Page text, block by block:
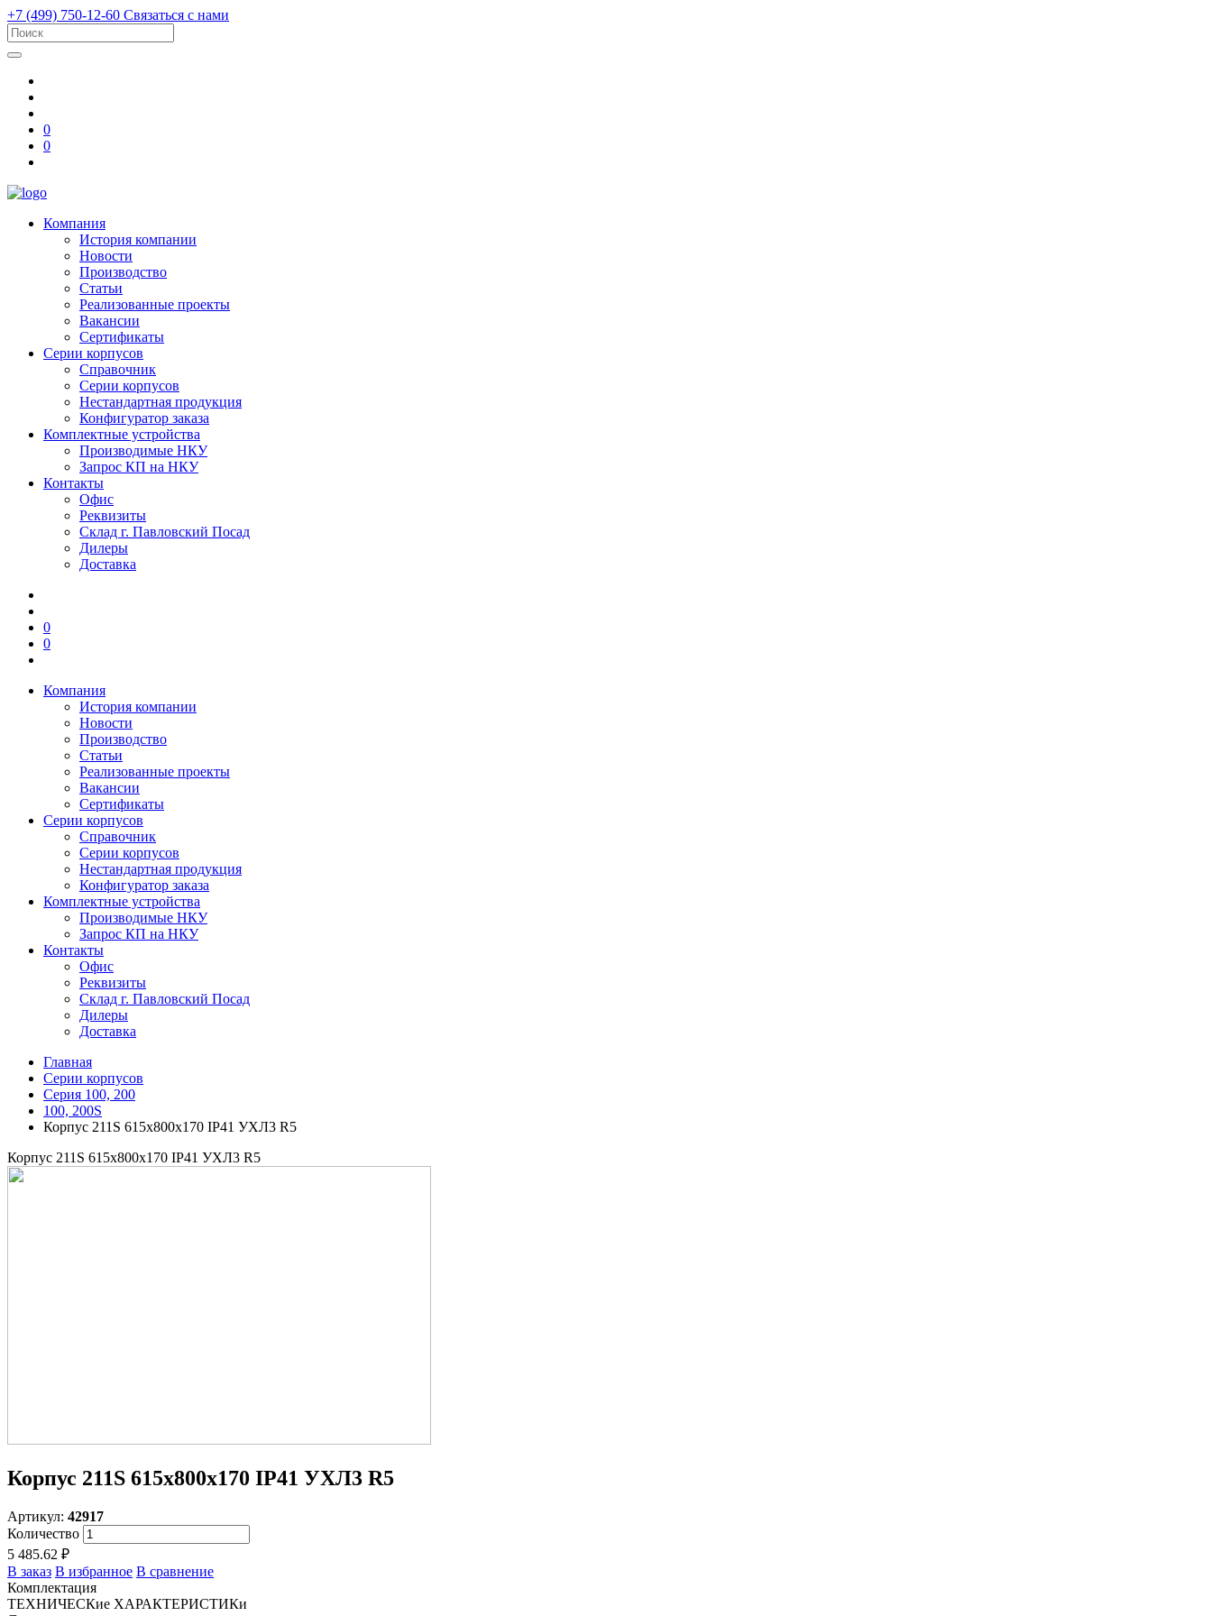
+7 (499) 750-12-60 Связаться с нами
0
0
Компания
История компании
Новости
Производство
Статьи
Реализованные проекты
Вакансии
Сертификаты
Серии корпусов
Справочник
Серии корпусов
Нестандартная продукция
Конфигуратор заказа
Комплектные устройства
Производимые НКУ
Запрос КП на НКУ
Контакты
Офис
Реквизиты
Склад г. Павловский Посад
Дилеры
Доставка
0
0
Компания
История компании
Новости
Производство
Статьи
Реализованные проекты
Вакансии
Сертификаты
Серии корпусов
Справочник
Серии корпусов
Нестандартная продукция
Конфигуратор заказа
Комплектные устройства
Производимые НКУ
Запрос КП на НКУ
Контакты
Офис
Реквизиты
Склад г. Павловский Посад
Дилеры
Доставка
Главная
Серии корпусов
Серия 100, 200
100, 200S
Корпус 211S 615х800х170 IP41 УХЛ3 R5
Корпус 211S 615х800х170 IP41 УХЛ3 R5
Корпус 211S 615х800х170 IP41 УХЛ3 R5
Артикул: 42917
Количество
5 485.62 ₽
В заказ В избранное В сравнение
Комплектация
ТЕХНИЧЕСКие ХАРАКТЕРИСТИКи